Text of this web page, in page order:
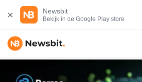
Newsbit
Bekijk in de Google Play store